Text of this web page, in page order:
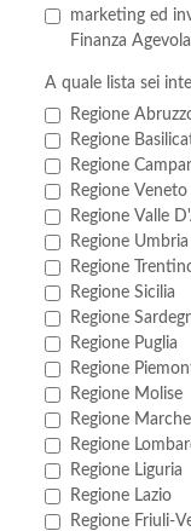
marketing ed
Finanza
A quale lista sei
Regione
Regione
Regione
Regione Veneto
Regione Valle
Regione Umbria
Regione
Regione Sicilia
Regione
Regione Puglia
Regione
Regione Molise
Regione Marche
Regione
Regione Liguria
Regione Lazio
Regione Friuli-